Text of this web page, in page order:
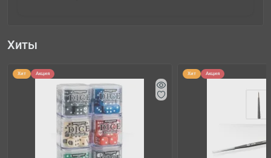
Хиты
Хит Акция Хит Акция